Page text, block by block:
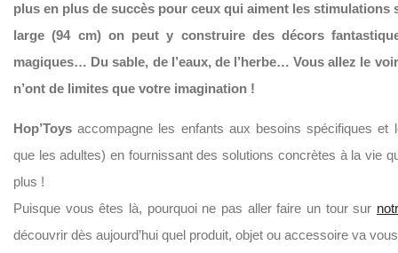
plus en plus de succès pour ceux qui aiment les stimulations
large (94 cm) on peut y construire des décors
magiques… Du sable, de l’eaux, de l’herbe… Vous allez le
n’ont de limites que votre imagination !
Hop’Toys accompagne les enfants aux besoins spécifiques et
que les adultes) en fournissant des solutions concrètes à la vie
plus !
Puisque vous êtes là, pourquoi ne pas aller faire un tour sur
découvrir dès aujourd’hui quel produit, objet ou accessoire va